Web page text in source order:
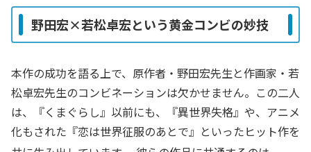
野田宏×若松卓宏という黄金コンビの妙技
本作の成功を語る上で、原作者・野田宏先生と作画家・若
松卓宏先生のコンビネーションは欠かせません。この二人
は、『くまぐらし』以前にも、『異世界失格』や、アニメ
化もされた『恋は世界征服のあとで』といったヒット作を